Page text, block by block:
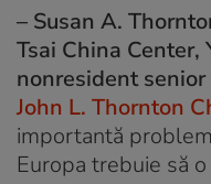
– Susan A.
Tsai China Center,
nonresident
John L. Thornton
importantă
Europa trebuie să